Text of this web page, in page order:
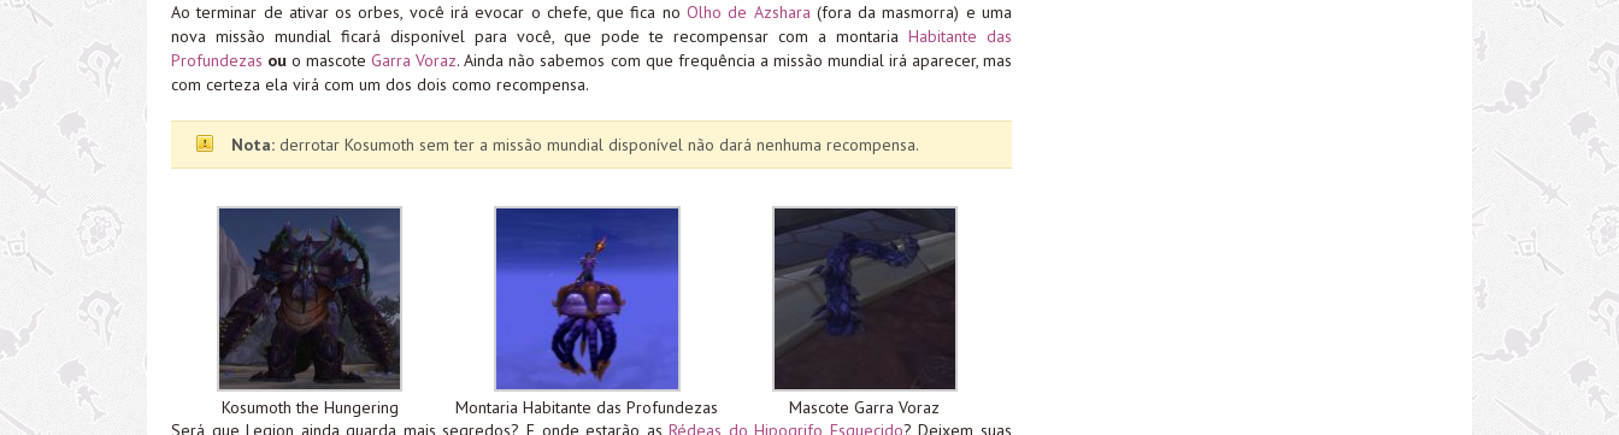
Ao terminar de ativar os orbes, você irá evocar o chefe, que fica no Olho de Azshara (fora da masmorra) e uma
nova missão mundial ficará disponível para você, que pode te recompensar com a montaria Habitante das
Profundezas ou o mascoteGarra Voraz. Ainda não sabemos com que frequência a missão mundial irá aparecer, mas
com certeza ela virá com um dos dois como recompensa.
Nota: derrotar Kosumoth sem ter a missão mundial disponível não dará nenhuma recompensa.
Kosumoth the Hungering Montaria Habitante das Profundezas
Mascote Garra Voraz
Será que Legion ainda guarda mais segredos? E onde estarão asRédeas do Hipogrifo Esquecido? Deixem suas